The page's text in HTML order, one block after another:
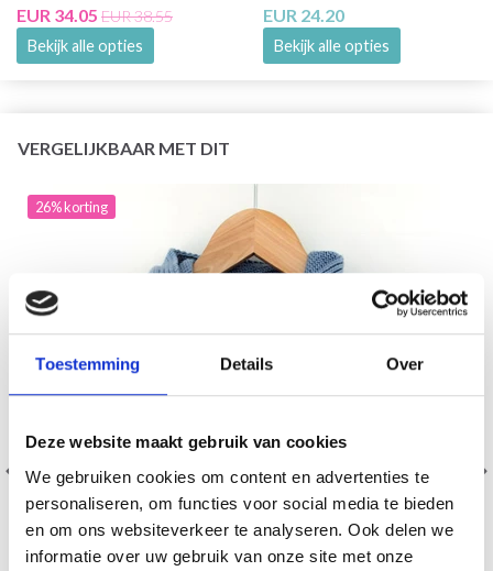
Toestemming Details Over
Deze website maakt gebruik van cookies
We gebruiken cookies om content en advertenties te
personaliseren, om functies voor social media te bieden
en om ons websiteverkeer te analyseren. Ook delen we
informatie over uw gebruik van onze site met onze
EUR 34.05 EUR 38.55
Bekijk alle opties
EUR 24.20
Bekijk alle opties
VERGELIJKBAAR MET DIT
26% korting